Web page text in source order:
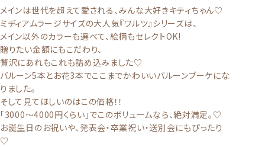
メインは世代を超えて愛される、みんな大好きキティちゃん♡
ミディアムラージサイズの大人気『ワルツ』シリーズは、
メイン以外のカラーも選べて、絵柄もセレクトOK!
贈りたい金額にもこだわり、
贅沢にあれもこれも詰め込みました♡
バルーン5本とお花3本でここまでかわいいバルーンブーケにな
りました。
そして見てほしいのはこの価格！！
「3000〜4000円くらい」でこのボリュームなら、絶対満足。♡
お誕生日のお祝いや、発表会・卒業祝い・送別会にもぴったり
♡